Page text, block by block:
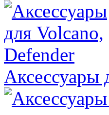
Аксессуары